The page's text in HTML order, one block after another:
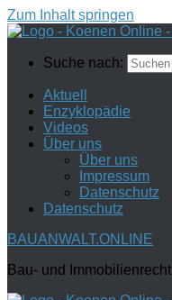
Zum Inhalt springen
Suche nach:
Aktuell
Enzyklopädie
Videos
Über uns
Über uns
Impressum
Datenschutz
Datenschutz
BAUANWALT.ONLINE
Bau- und Immobilienrecht